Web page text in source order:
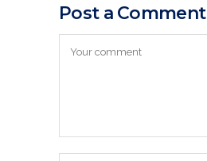
Post a Comment